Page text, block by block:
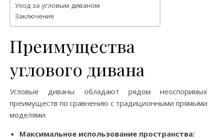
Уход за угловым диваном
Заключение
Преимущества
углового дивана
Угловые диваны обладают рядом неоспоримых
преимуществ по сравнению с традиционными прямыми
моделями:
Максимальное использование пространства: